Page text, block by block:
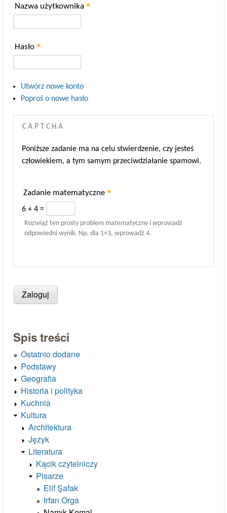
Nazwa użytkownika *
Hasło *
Utwórz nowe konto
Poproś o nowe hasło
CAPTCHA
Poniższe zadanie ma na celu stwierdzenie, czy jesteś
człowiekiem, a tym samym przeciwdziałanie spamowi.
Zadanie matematyczne *
6 + 4 =
Rozwiąż ten prosty problem matematyczny i wprowadź
odpowiedni wynik. Np. dla 1+3, wprowadź 4.
Spis treści
Ostatnio dodane
Podstawy
Geografia
Historia i polityka
Kuchnia
Kultura
Architektura
Język
Literatura
Kącik czytelniczy
Pisarze
Elif Şafak
Irfan Orga